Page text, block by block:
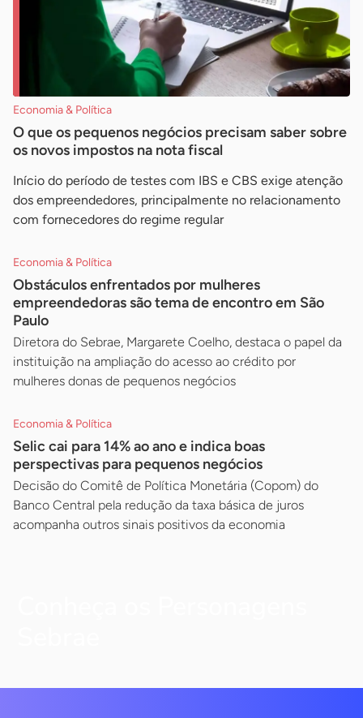
Economia & Política
O que os pequenos negócios precisam saber sobre
os novos impostos na nota fiscal
Início do período de testes com IBS e CBS exige atenção
dos empreendedores, principalmente no relacionamento
com fornecedores do regime regular
Economia & Política
Obstáculos enfrentados por mulheres
empreendedoras são tema de encontro em São
Paulo
Diretora do Sebrae, Margarete Coelho, destaca o papel da
instituição na ampliação do acesso ao crédito por
mulheres donas de pequenos negócios
Economia & Política
Selic cai para 14% ao ano e indica boas
perspectivas para pequenos negócios
Decisão do Comitê de Política Monetária (Copom) do
Banco Central pela redução da taxa básica de juros
acompanha outros sinais positivos da economia